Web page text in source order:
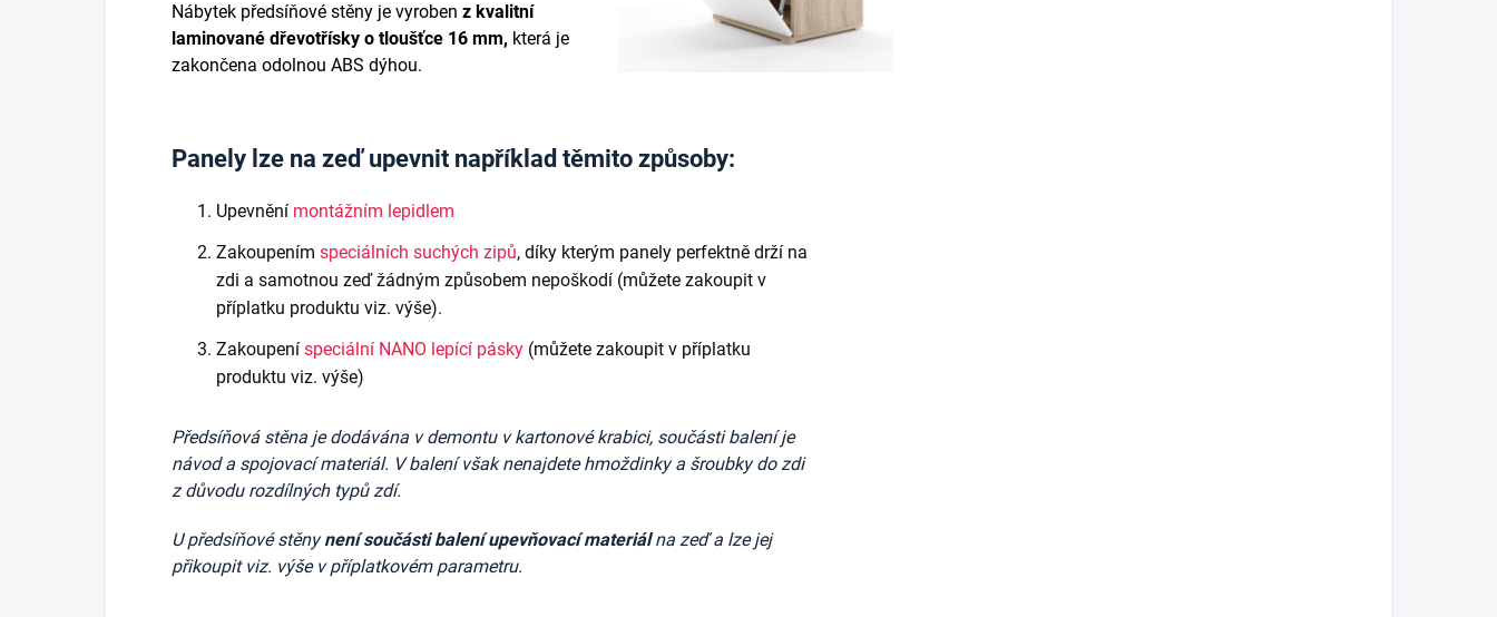
Nábytek předsíňové stěny je vyroben z kvalitní
laminované dřevotřísky o tloušťce 16 mm, která je
zakončena odolnou ABS dýhou.
Panely lze na zeď upevnit například těmito způsoby:
Upevnění montážním lepidlem
Zakoupením speciálních suchých zipů, díky kterým panely perfektně drží na
zdi a samotnou zeď žádným způsobem nepoškodí (můžete zakoupit v
příplatku produktu viz. výše).
Zakoupení speciální NANO lepící pásky (můžete zakoupit v příplatku
produktu viz. výše)
Předsíňová stěna je dodávána v demontu v kartonové krabici, součásti balení je
návod a spojovací materiál. V balení však nenajdetehmoždinky a šroubky do zdi
z důvodu rozdílných typů zdí.
U předsíňové stěnynení součásti balení upevňovací materiálna zeď a lze jej
přikoupit viz. výše v příplatkovém parametru.